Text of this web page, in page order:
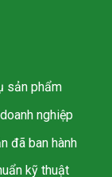
sản phẩm
nghiệp
đã ban hành
kỹ thuật